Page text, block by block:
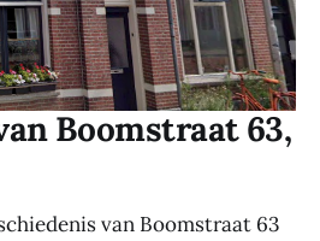
Boomstraat 63,
van Boomstraat 63